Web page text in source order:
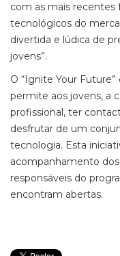
com as mais recentes
tecnológicos do
divertida e lúdica de
jovens”.
O “Ignite Your Future”
permite aos jovens, a
profissional, ter
desfrutar de um
tecnologia. Esta
acompanhamento
responsáveis do
encontram abertas.